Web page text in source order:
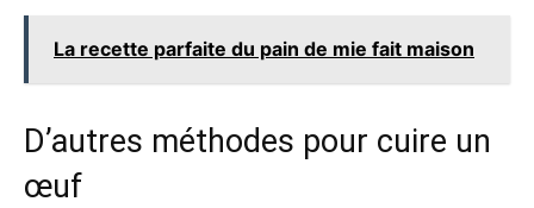
La recette parfaite du pain de mie fait maison
D’autres méthodes pour cuire un
œuf